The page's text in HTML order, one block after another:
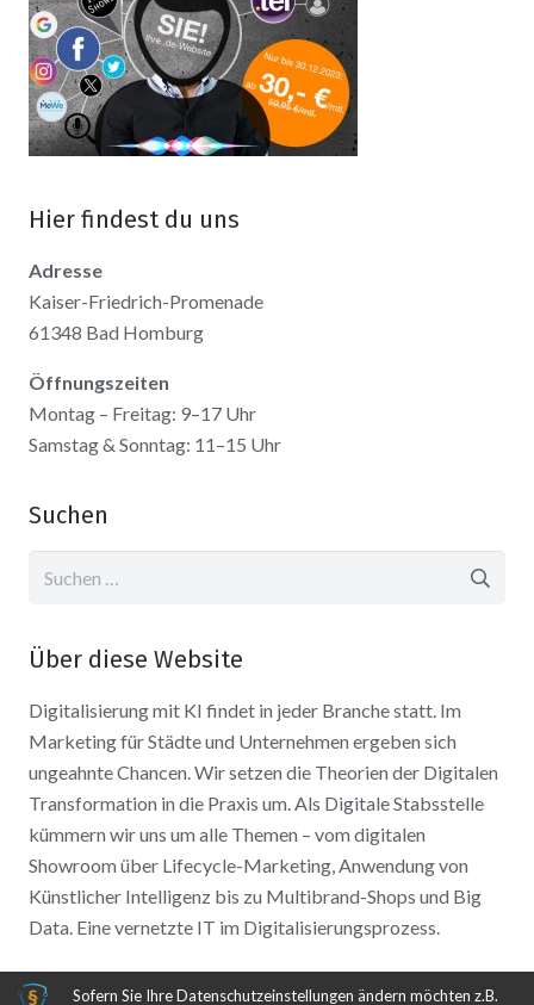
Hier findest du uns
Adresse
Kaiser-Friedrich-Promenade
61348 Bad Homburg
Öffnungszeiten
Montag – Freitag: 9–17 Uhr
Samstag & Sonntag: 11–15 Uhr
Suchen
Über diese Website
Digitalisierung mit KI findet in jeder Branche statt. Im
Marketing für Städte und Unternehmen ergeben sich
ungeahnte Chancen. Wir setzen die Theorien der Digitalen
Transformation in die Praxis um. Als Digitale Stabsstelle
kümmern wir uns um alle Themen – vom digitalen
Showroom über Lifecycle-Marketing, Anwendung von
Künstlicher Intelligenz bis zu Multibrand-Shops und Big
Data. Eine vernetzte IT im Digitalisierungsprozess.
Sofern Sie Ihre Datenschutzeinstellungen ändern möchten z.B.